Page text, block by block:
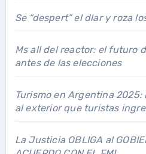
Se “despert” el dlar y roza
Ms all del reactor: el futuro
antes de las elecciones
Turismo en Argentina
al exterior que turistas
La Justicia OBLIGA al